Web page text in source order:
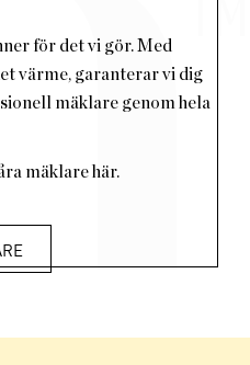
för det vi gör. Med
värme, garanterar vi dig
mäklare genom hela
mäklare här.